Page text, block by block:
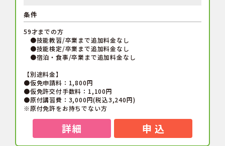
条件
59才までの方
●技能教習/卒業まで追加料金なし
●技能検定/卒業まで追加料金なし
●宿泊・食事/卒業まで追加料金なし
【別途料金】
●仮免申請料：1,800円
●仮免許交付手数料：1,100円
●原付講習費：3,000円(税込3,240円)
※原付免許をお持ちでない方
詳細 申 込